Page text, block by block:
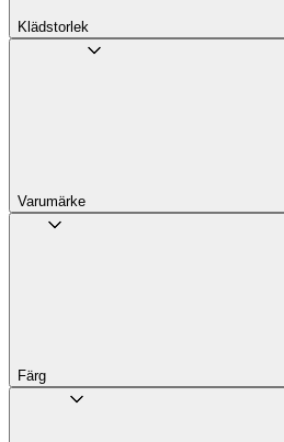
Klädstorlek
Varumärke
Färg